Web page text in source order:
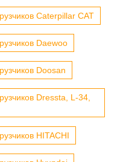
Caterpillar CAT
Daewoo
Doosan
Dressta, L-34,
HITACHI